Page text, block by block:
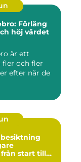
Förläng
höj värdet
är ett
fler och fler
efter när de
start till